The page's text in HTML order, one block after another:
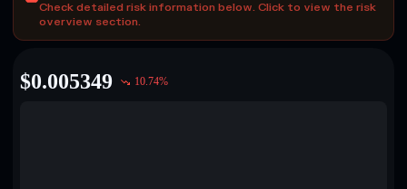
Check detailed risk information below. Click to view the risk
overview section.
$0.005349 10.74%